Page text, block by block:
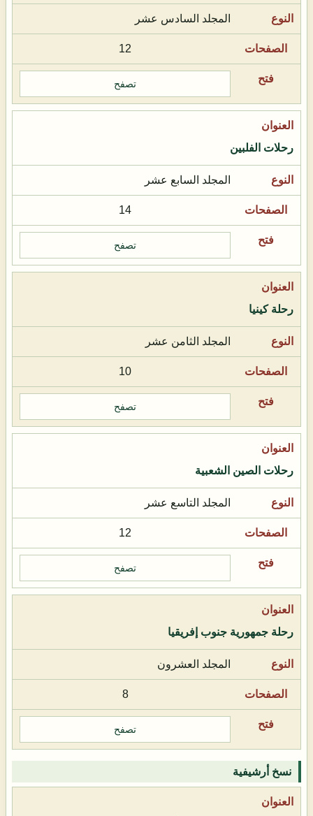
المجلد السادس عشر
12
تصفح
رحلات الفلبين
المجلد السابع عشر
14
تصفح
رحلة كينيا
المجلد الثامن عشر
10
تصفح
رحلات الصين الشعبية
المجلد التاسع عشر
12
تصفح
رحلة جمهورية جنوب إفريقيا
المجلد العشرون
8
تصفح
نسخ أرشيفية